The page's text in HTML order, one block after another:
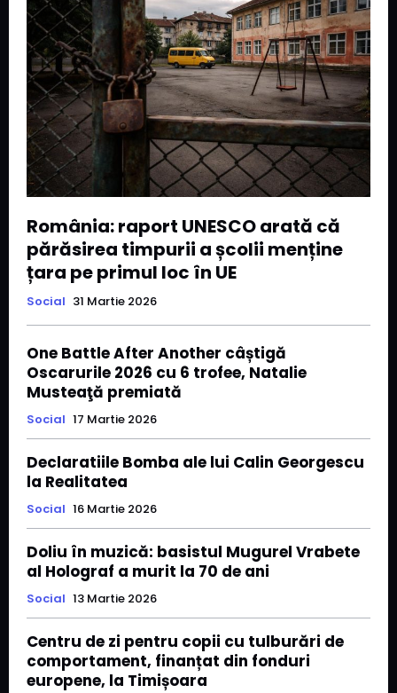
România: raport UNESCO arată că
părăsirea timpurii a școlii menține
țara pe primul loc în UE
Social 31 Martie 2026
One Battle After Another câștigă
Oscarurile 2026 cu 6 trofee, Natalie
Musteaţă premiată
Social 17 Martie 2026
Declaratiile Bomba ale lui Calin Georgescu
la Realitatea
Social 16 Martie 2026
Doliu în muzică: basistul Mugurel Vrabete
al Holograf a murit la 70 de ani
Social 13 Martie 2026
Centru de zi pentru copii cu tulburări de
comportament, finanțat din fonduri
europene, la Timișoara